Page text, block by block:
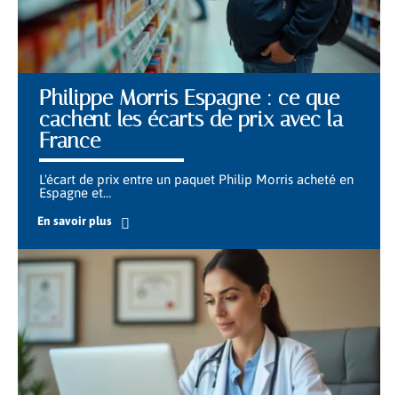
Philippe Morris Espagne : ce que
cachent les écarts de prix avec la
France
L'écart de prix entre un paquet Philip Morris acheté en
Espagne et…
En savoir plus